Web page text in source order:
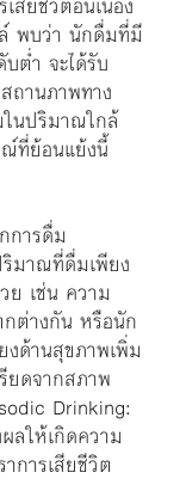
สียชีวิตอันเนื่อง
พบว่า นักดื่มที่มี
ต่ำ จะได้รับ
ถานภาพทาง
ในปริมาณใกล้
ที่ย้อนแย้งนี้
การดื่ม
มาณที่ดื่มเพียง
เช่น ความ
กต่างกัน หรือนัก
ด้านสุขภาพเพิ่ม
ยดจากสภาพ
Drinking:
ลให้เกิดความ
การเสียชีวิต